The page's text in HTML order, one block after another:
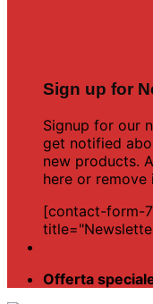
Sign up for
Signup for our
get notified
new products.
here or remove
[contact-form-
Offerta